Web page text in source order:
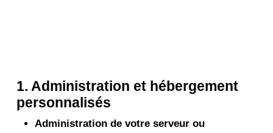
1. Administration et hébergement
personnalisés
Administration de votre serveur ou